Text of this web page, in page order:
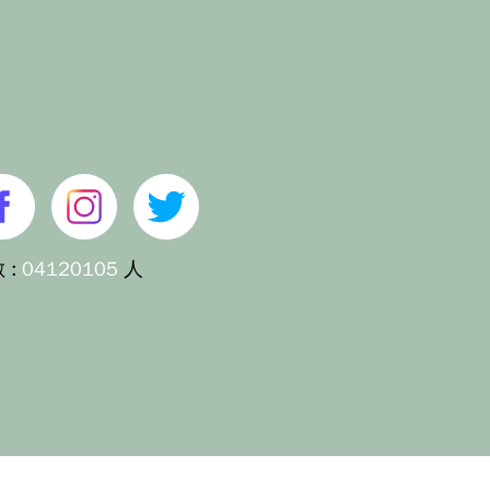
: 04120105 人